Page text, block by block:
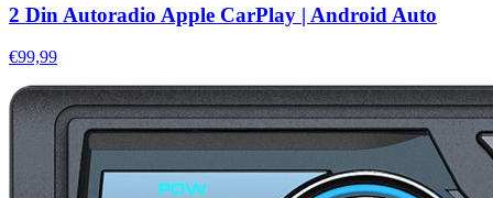
2 Din Autoradio Apple CarPlay | Android Auto
€99,99